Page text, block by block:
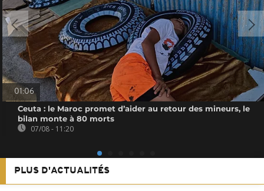
01:06
Ceuta : le Maroc promet d’aider au retour des mineurs, le
bilan monte à 80 morts
07/08 - 11:20
PLUS D'ACTUALITÉS